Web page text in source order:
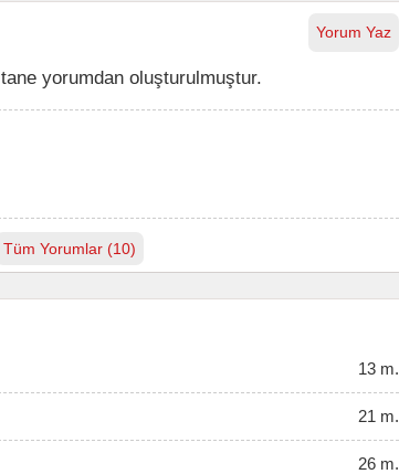
Yorum Yaz
yorumdan oluşturulmuştur.
Tüm Yorumlar (10)
13 m.
21 m.
26 m.